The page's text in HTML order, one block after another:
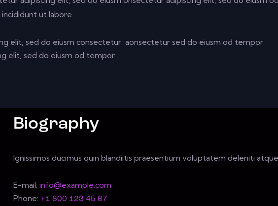
ut labore.
elit, sed do eiusm consectetur aonsectetur sed do eiusm od tempor
elit, sed do eiusm od tempor.
Biography
Ignissimos ducimus quin blandiitis praesentium voluptatem deleniti
E-mail: info@example.com
Phone: +1 800 123 45 67